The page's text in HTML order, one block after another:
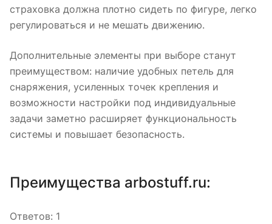
страховка должна плотно сидеть по фигуре, легко
регулироваться и не мешать движению.
Дополнительные элементы при выборе станут
преимуществом: наличие удобных петель для
снаряжения, усиленных точек крепления и
возможности настройки под индивидуальные
задачи заметно расширяет функциональность
системы и повышает безопасность.
Преимущества arbostuff.ru:
Ответов: 1